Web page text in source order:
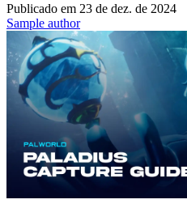
Publicado em 23 de dez. de 2024
Sample author